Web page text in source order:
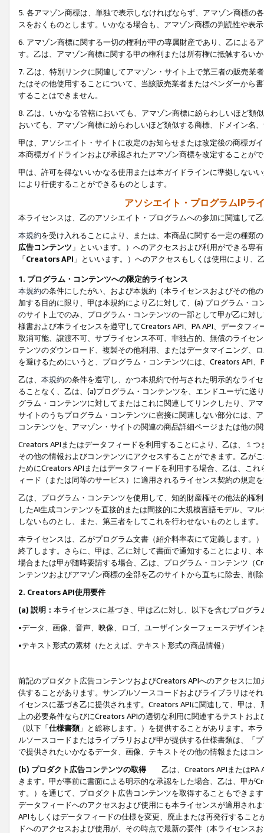
5. 各アマゾン商標は、単独で表示しなければならず、アマゾン商標
スをおくものとします。いかなる場合も、アマゾン商標の判読性や表
6. アマゾン商標に関する一切の権利が甲の専属財産であり、乙による
す。乙は、アマゾン商標に関する甲の権利または所有権に抵触するい
7. 乙は、特別リンクに関連してアマゾン・サイト上で第三者の販売
たはその他使用することについて、当該販売業者またはベンダーから
することはできません。
8. 乙は、いかなる管轄においても、アマゾン商標に紛らわしいほど類
おいても、アマゾン商標に紛らわしいほど類似する商標、ドメイン名
甲は、アソシエイト・サイトに改定のお知らせまたは改定後の商標ガ
本商標ガイドラインおよび承認されたアマゾン商標を改定することが
甲は、許可を得ないいかなる使用または本ガイドラインに準拠しない
により行使することができるものとします。
アソシエイト・プログラムIPラ
本ライセンスは、乙のアソシエイト・プログラムへの参加に関連して
本規約を受け入れることにより、または、本商品に関する一定の種類
広告コンテンツ 」といいます。）へのアクセスおよび利用ができる専
「Creators API 」といいます。）へのアクセスもしくは使用により
1. プログラム・コンテンツへの限定的ライセンス
本規約の条件にしたがい、および本規約（本ライセンスおよびその他
加する目的に限り、甲は本規約により乙に対して、(a) プログラム・
のサイト上でのみ、プログラム・コンテンツの一部として甲が乙に対
様書および本ライセンスを遵守してCreators API、PA API、データフ
取消可能、譲渡不可、サブライセンス不可、非独占的、無償のライセ
テンツのダウンロード、複製その他利用、またはデータマイニング、
を避けるためにいうと、プログラム・コンテンツには、Creators API
乙は、 本規約の条件を遵守し、かつ本規約で付与された明示的なライ
ることなく、乙は、(a)プログラム・コンテンツを、エンドユーザに
グラム・コンテンツに対してまたはこれに関連してリンクしたり、ア
サイトのうちプログラム・コンテンツに密接に関連しない部分には、
コンテンツを、アマゾン・サイトの関連の商品詳細ページまたは他の
Creators APIまたはデータフィードを利用することにより、乙は、１
その他の情報およびコンテンツにアクセスすることができます。乙が
ためにCreators APIまたはデータフィードを利用する場合、乙は、こ
ィード（または同等のサービス）に適用されるライセンス契約の規定
乙は、プログラム・コンテンツを使用して、知的財産権その他法的権
したAI生成コンテンツを直接的または間接的に大規模言語モデル、マ
しないものとし、また、第三者をしてこれを行わせないものとします。
本ライセンスは、乙がプログラム文書（紹介料率表にて定義します。
終了します。さらに、甲は、乙に対して書面で通知することにより、
場合または甲が随時要請する場合、乙は、プログラム・コンテンツ（
ンテンツおよびアマゾン商標の全部を乙のサイトから直ちに除去、削
2. Creators API使用要件
(a) 説明： 本ライセンスに基づき、甲は乙に対し、以下を含むプログ
•データ、画像、音声、映像、ロゴ、ユーザインターフェースデザイ
•テキスト形式の素材（たとえば、テキスト形式の商品情報）
前記のプロダクト広告コンテンツおよびCreators APIへのアクセスに
供することがあります。サンプルソースコードおよびライブラリはそ
イセンスに基づき乙に提供されます。Creators APIに関連して、甲は
上の必要条件ならびにCreators APIの適切な利用に関連するテストお
（以下「仕様書類」と総称します。）を提供することがあります。本
ルソースコードまたはライブラリおよび甲が提供する仕様書類は、「
で提供されたいかなるデータ、画像、テキストその他の情報またはコ
(b) プロダクト広告コンテンツの取得
乙は、Creators APIまたはPA
きます。甲が事前に書面による明示的な承認をした場合、乙は、甲が
す。）を通じて、プロダクト広告コンテンツを取得することもできま
データフィードへのアクセスおよび使用にも本ライセンスが適用され
APIもしくはデータフィードの仕様を変更、廃止または再発行するこ
ドへのアクセスおよび使用が、その時点で最新の要件（本ライセン